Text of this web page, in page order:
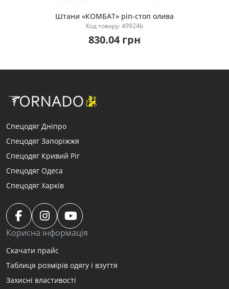
Купити
Штани «КОМБАТ» ріп-стоп олива
Код товару: 49924b
830.04 грн
Спецодяг Дніпро
Спецодяг Запоріжжя
Спецодяг Кривий Ріг
Спецодяг Одеса
Спецодяг Харків
Корисна інформація
Скачати прайс
Таблиця розмірів одягу і взуття
Захисні властивості